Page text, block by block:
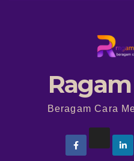
Beragam Cara